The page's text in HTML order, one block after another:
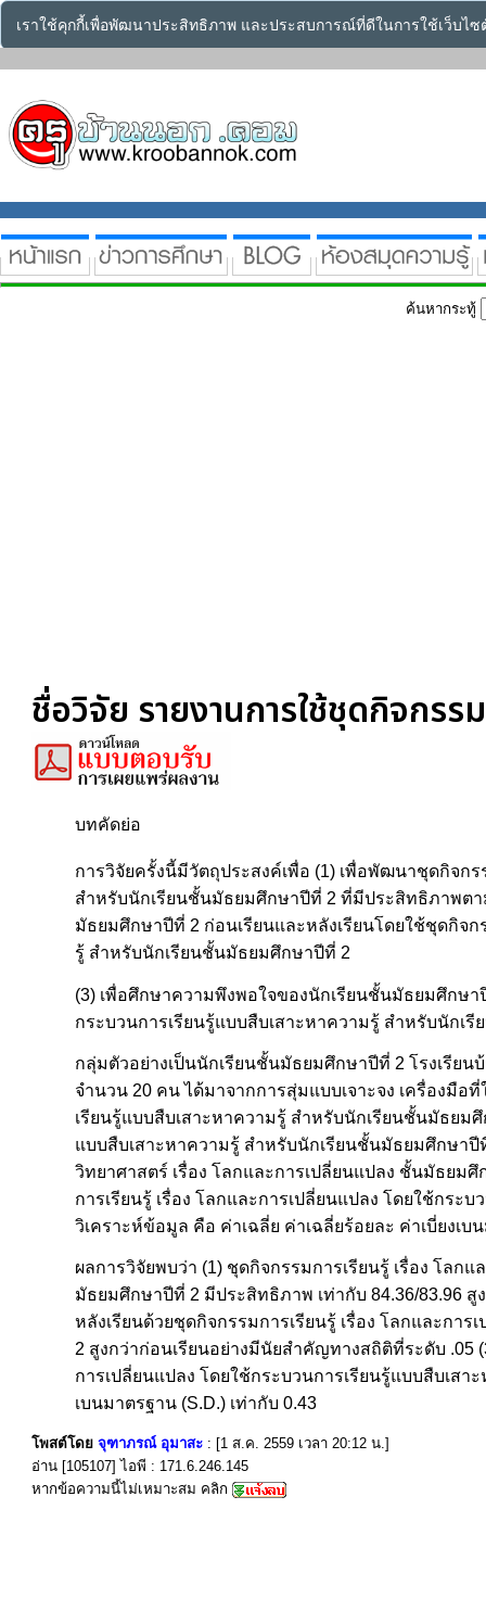
เราใช้คุกกี้เพื่อพัฒนาประสิทธิภาพ และประสบการณ์ที่ดีในการใช้เว็บไ
ค้นหากระทู้
ชื่อวิจัย รายงานการใช้ชุดกิจกรร
บทคัดย่อ
การวิจัยครั้งนี้มีวัตถุประสงค์เพื่อ (1) เพื่อพัฒนาชุดกิจกร
สำหรับนักเรียนชั้นมัธยมศึกษาปีที่ 2 ที่มีประสิทธิภาพตา
มัธยมศึกษาปีที่ 2 ก่อนเรียนและหลังเรียนโดยใช้ชุดกิจก
รู้ สำหรับนักเรียนชั้นมัธยมศึกษาปีที่ 2
(3) เพื่อศึกษาความพึงพอใจของนักเรียนชั้นมัธยมศึกษา
กระบวนการเรียนรู้แบบสืบเสาะหาความรู้ สำหรับนักเ
กลุ่มตัวอย่างเป็นนักเรียนชั้นมัธยมศึกษาปีที่ 2 โรงเรีย
จำนวน 20 คน ได้มาจากการสุ่มแบบเจาะจง เครื่องมือ
เรียนรู้แบบสืบเสาะหาความรู้ สำหรับนักเรียนชั้นมัธยม
แบบสืบเสาะหาความรู้ สำหรับนักเรียนชั้นมัธยมศึกษา
วิทยาศาสตร์ เรื่อง โลกและการเปลี่ยนแปลง ชั้นมัธย
การเรียนรู้ เรื่อง โลกและการเปลี่ยนแปลง โดยใช้กร
วิเคราะห์ข้อมูล คือ ค่าเฉลี่ย ค่าเฉลี่ยร้อยละ ค่าเบี่ยงเ
ผลการวิจัยพบว่า (1) ชุดกิจกรรมการเรียนรู้ เรื่อง โลก
มัธยมศึกษาปีที่ 2 มีประสิทธิภาพ เท่ากับ 84.36/83.96
หลังเรียนด้วยชุดกิจกรรมการเรียนรู้ เรื่อง โลกและกา
2 สูงกว่าก่อนเรียนอย่างมีนัยสำคัญทางสถิติที่ระดับ .05
การเปลี่ยนแปลง โดยใช้กระบวนการเรียนรู้แบบสืบเส
เบนมาตรฐาน (S.D.) เท่ากับ 0.43
โพสต์โดย จุฑาภรณ์ อุมาสะ : [1 ส.ค. 2559 เวลา 20:12 น.]
อ่าน [105107] ไอพี : 171.6.246.145
หากข้อความนี้ไม่เหมาะสม คลิก